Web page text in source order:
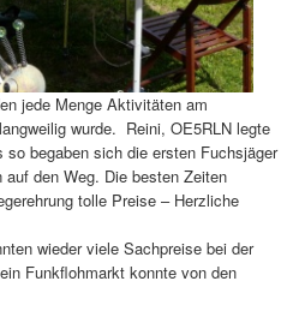
jede Menge Aktivitäten am
wurde. Reini, OE5RLN legte
begaben sich die ersten Fuchsjäger
den Weg. Die besten Zeiten
tolle Preise – Herzliche
wieder viele Sachpreise bei der
Funkflohmarkt konnte von den